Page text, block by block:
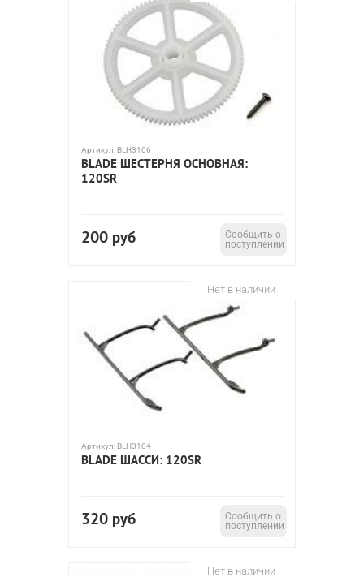
Артикул: BLH3106
BLADE ШЕСТЕРНЯ ОСНОВНАЯ:
120SR
200 руб
Сообщить о
поступлении
Нет в наличии
Артикул: BLH3104
BLADE ШАССИ: 120SR
320 руб
Сообщить о
поступлении
Нет в наличии